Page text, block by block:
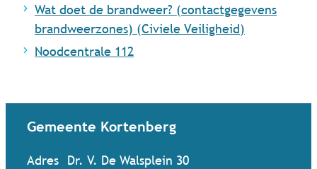
Wat doet de brandweer? (contactgegevens
brandweerzones) (Civiele Veiligheid)
Noodcentrale 112
Gemeente Kortenberg
Adres Dr. V. De Walsplein 30